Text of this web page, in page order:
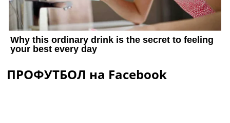
ПРОФУТБОЛ на Facebook